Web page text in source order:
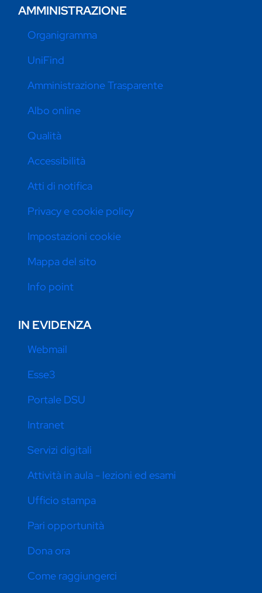
AMMINISTRAZIONE
Organigramma
UniFind
Amministrazione Trasparente
Albo online
Qualità
Accessibilità
Atti di notifica
Privacy e cookie policy
Impostazioni cookie
Mappa del sito
Info point
IN EVIDENZA
Webmail
Esse3
Portale DSU
Intranet
Servizi digitali
Attività in aula - lezioni ed esami
Ufficio stampa
Pari opportunità
Dona ora
Come raggiungerci